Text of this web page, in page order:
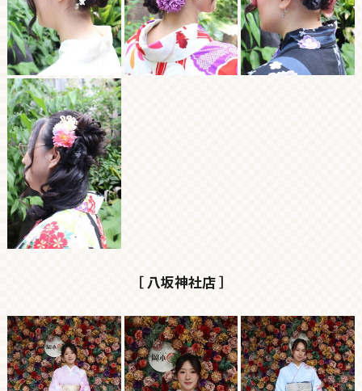
［ 八坂神社店 ］